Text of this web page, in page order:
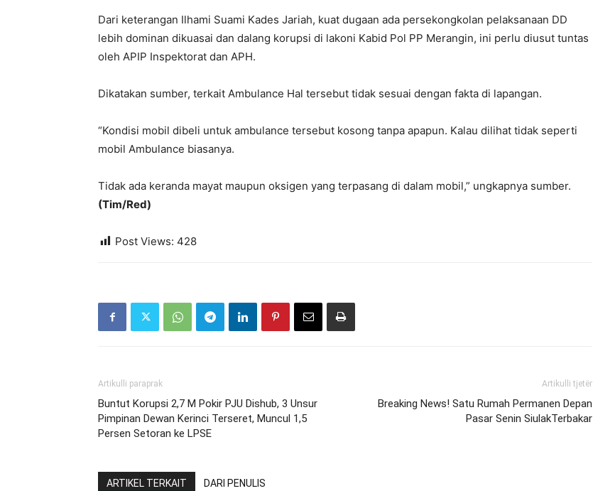
Dari keterangan Ilhami Suami Kades Jariah, kuat dugaan ada persekongkolan pelaksanaan DD
lebih dominan dikuasai dan dalang korupsi di lakoni Kabid Pol PP Merangin, ini perlu diusut tuntas
oleh APIP Inspektorat dan APH.
Dikatakan sumber, terkait Ambulance Hal tersebut tidak sesuai dengan fakta di lapangan.
“Kondisi mobil dibeli untuk ambulance tersebut kosong tanpa apapun. Kalau dilihat tidak seperti
mobil Ambulance biasanya.
Tidak ada keranda mayat maupun oksigen yang terpasang di dalam mobil,” ungkapnya sumber.
(Tim/Red)
Post Views: 428
Artikulli paraprak
Buntut Korupsi 2,7 M Pokir PJU Dishub, 3 Unsur
Pimpinan Dewan Kerinci Terseret, Muncul 1,5
Persen Setoran ke LPSE
Artikulli tjetër
Breaking News! Satu Rumah Permanen Depan
Pasar Senin SiulakTerbakar
ARTIKEL TERKAIT DARI PENULIS